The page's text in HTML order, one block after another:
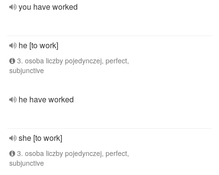
you have worked
he [to work]
3. osoba liczby pojedynczej, perfect,
subjunctive
he have worked
she [to work]
3. osoba liczby pojedynczej, perfect,
subjunctive